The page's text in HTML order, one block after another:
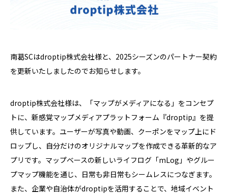
南葛SCはdroptip株式会社様と、2025シーズンのパートナー契約
を更新いたしましたのでお知らせします。
droptip株式会社様は、「マップがメディアになる」をコンセプ
トに、新感覚マップメディアプラットフォーム『droptip』を提
供しています。ユーザーが写真や動画、クーポンをマップ上にド
ロップし、自分だけのオリジナルマップを作成できる革新的なア
プリです。マップベースの新しいライフログ「mLog」やグルー
プマップ機能を通じ、日常も非日常もシームレスにつなぎます。
また、企業や自治体がdroptipを活用することで、地域イベント